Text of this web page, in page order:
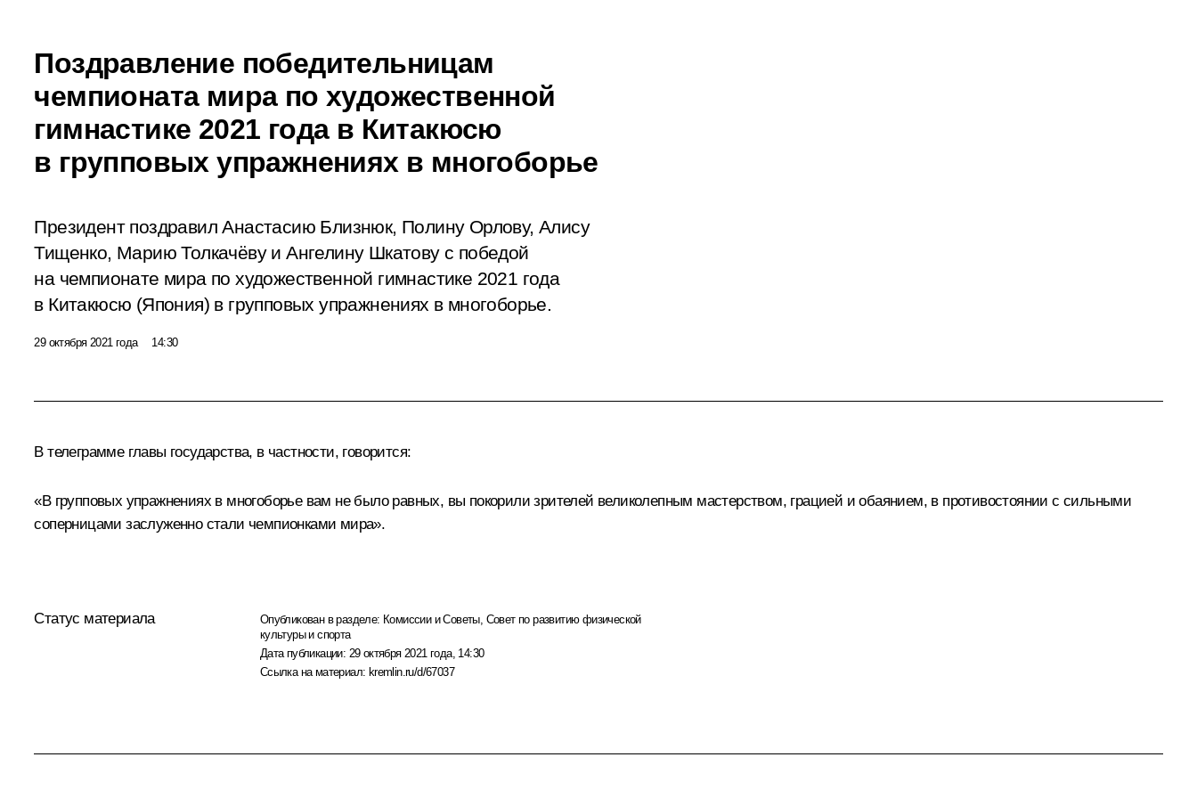
Поздравление победительницам
чемпионата мира по художественной
гимнастике 2021 года в Китакюсю
в групповых упражнениях в многоборье
Президент поздравил Анастасию Близнюк, Полину Орлову, Алису
Тищенко, Марию Толкачёву и Ангелину Шкатову с победой
на чемпионате мира по художественной гимнастике 2021 года
в Китакюсю (Япония) в групповых упражнениях в многоборье.
29 октября 2021 года 14:30
В телеграмме главы государства, в частности, говорится:
«В групповых упражнениях в многоборье вам не было равных, вы покорили зрителей великолепным мастерством, грацией и обаянием, в противостоянии с сильными
соперницами заслуженно стали чемпионками мира».
Статус материала Опубликован в разделе: Комиссии и Советы, Совет по развитию физической
культуры и спорта
Дата публикации: 29 октября 2021 года, 14:30
Ссылка на материал: kremlin.ru/d/67037